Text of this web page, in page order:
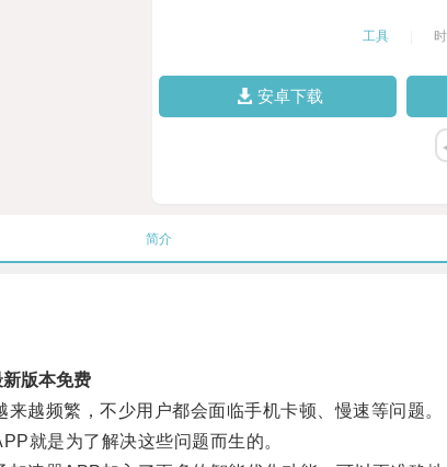
工具
安卓下载
简介
版本免费
越频繁，不少用户都会面临手机卡顿、慢速等问题。
就是为了解决这些问题而生的。